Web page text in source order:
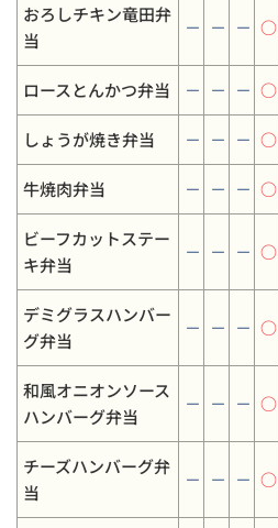
おろしチキン竜田弁
当
－ － － ○
ロースとんかつ弁当 － － － ○
しょうが焼き弁当 － － － ○
牛焼肉弁当 － － － ○
ビーフカットステー
キ弁当
－ － － ○
デミグラスハンバー
グ弁当
－ － － ○
和風オニオンソース
ハンバーグ弁当
－ － － ○
チーズハンバーグ弁
当
－ － － ○